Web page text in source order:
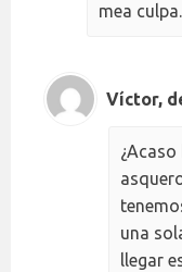
mea culpa.
Víctor,
una
llegar